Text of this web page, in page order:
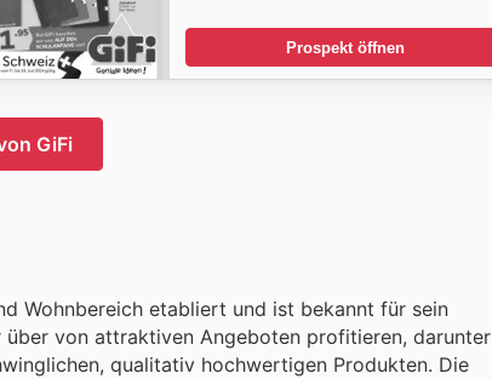
Prospekt öffnen
GiFi
Wohnbereich etabliert und ist bekannt für sein
über von attraktiven Angeboten profitieren, darunter
qualitativ hochwertigen Produkten. Die